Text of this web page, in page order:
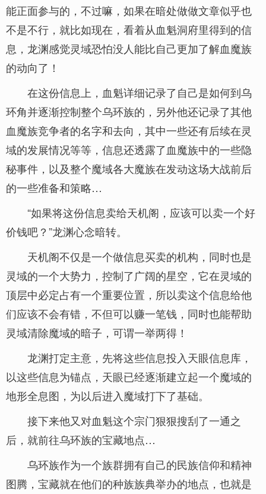
能正面参与的，不过嘛，如果在暗处做做文章似乎也
不是不行，就比如现在，看着从血魁洞府里得到的信
息，龙渊感觉灵域恐怕没人能比自己更加了解血魔族
的动向了！
在这份信息上，血魁详细记录了自己是如何到乌
环角并逐渐控制整个乌环族的，另外他还记录了其他
血魔族竞争者的名字和去向，其中一些还有后续在灵
域的发展情况等等，信息还透露了血魔族中的一些隐
秘事件，以及整个魔域各大魔族在发动这场大战前后
的一些准备和策略…
“如果将这份信息卖给天机阁，应该可以卖一个好
价钱吧？”龙渊心念暗转。
天机阁不仅是一个做信息买卖的机构，同时也是
灵域的一个大势力，控制了广阔的星空，它在灵域的
顶层中必定占有一个重要位置，所以卖这个信息给他
们应该不会有错，不但可以赚一笔钱，同时也能帮助
灵域清除魔域的暗子，可谓一举两得！
龙渊打定主意，先将这些信息投入天眼信息库，
以这些信息为锚点，天眼已经逐渐建立起一个魔域的
地形全息图，为以后进入魔域打下了基础。
接下来他又对血魁这个宗门狠狠搜刮了一通之
后，就前往乌环族的宝藏地点…
乌环族作为一个族群拥有自己的民族信仰和精神
图腾，宝藏就在他们的种族族典举办的地点，也就是